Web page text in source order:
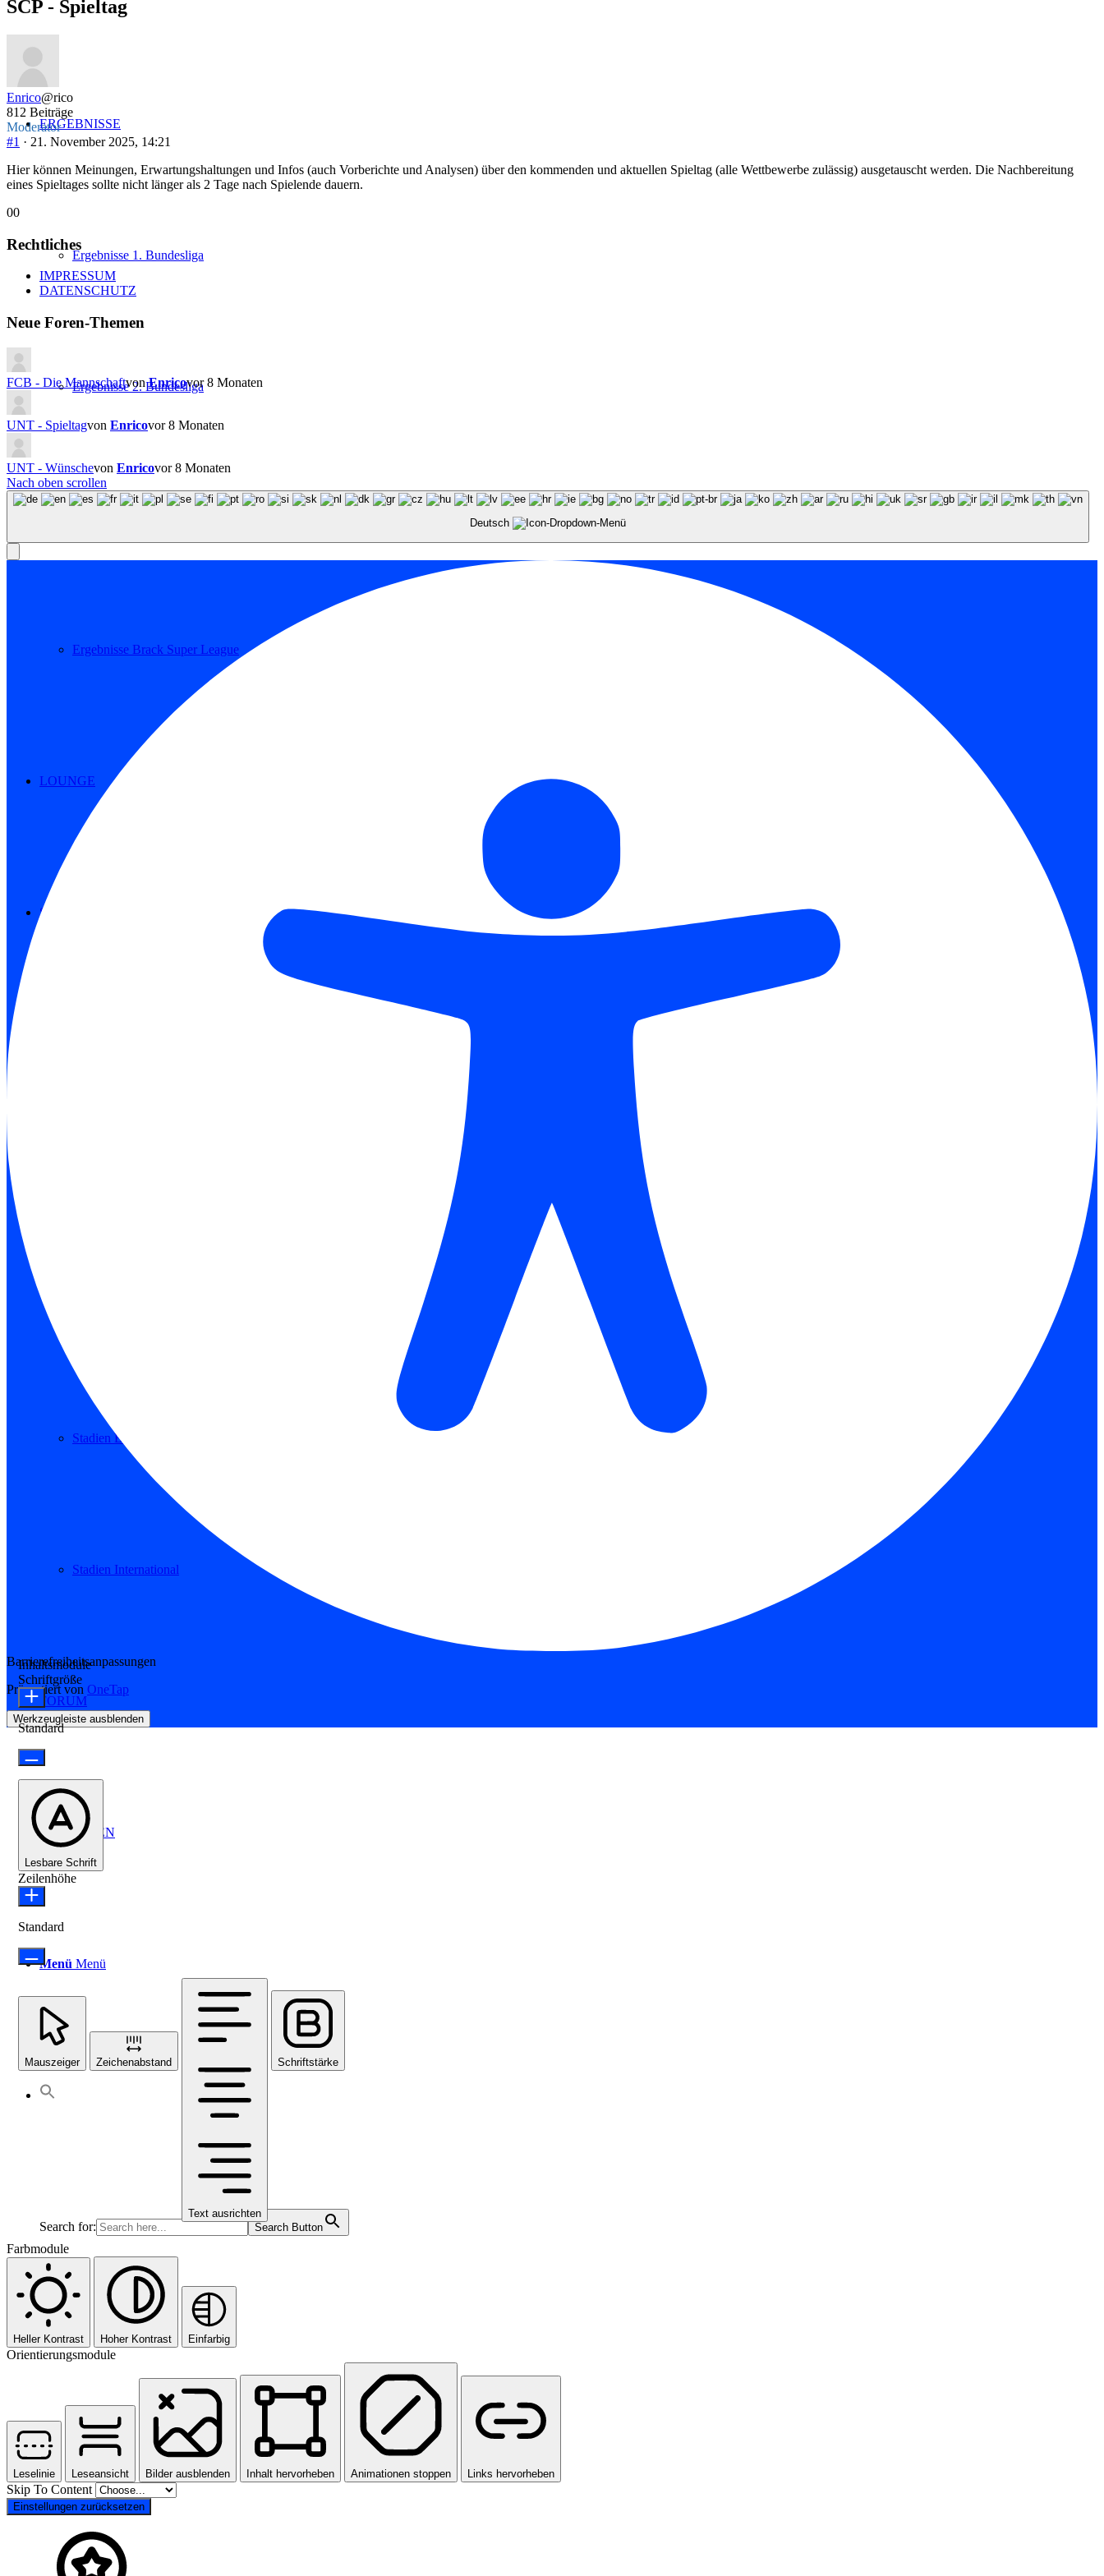
ERGEBNISSE
Ergebnisse 1. Bundesliga
Ergebnisse 2. Bundesliga
Ergebnisse Brack Super League
LOUNGE
STADIEN & REISEFÜHRER
Stadien Brack Super League
Stadien International
FORUM
ANMELDEN
Menü Menü
Search for: Search Button
bist
SCP - Spieltag
Enrico@rico
812 Beiträge
Moderator
#1 · 21. November 2025, 14:21
Hier können Meinungen, Erwartungshaltungen und Infos (auch Vorberichte und Analysen) über den kommenden und aktuellen Spieltag (alle Wettbewerbe zulässig) ausgetauscht werden. Die Nachbereitung
eines Spieltages sollte nicht länger als 2 Tage nach Spielende dauern.
Anklicken
Daumen
0Anklicken
Daumen
oben.
0
Rechtliches
IMPRESSUM
DATENSCHUTZ
Neue Foren-Themen
FCB - Die MannschaftvonEnricovor 8 Monaten
UNT - Spieltagvon Enricovor 8 Monaten
UNT - Wünschevon Enricovor 8 Monaten
Nach oben scrollen
Deutsch
Barrierefreiheitsanpassungen
Präsentiert von OneTap
Werkzeugleiste ausblenden
Inhaltsmodule
Schriftgröße
Standard
Lesbare Schrift
Zeilenhöhe
Standard
Mauszeiger Zeichenabstand
Text ausrichten
Schriftstärke
Farbmodule
Heller Kontrast Hoher Kontrast Einfarbig
Orientierungsmodule
Leselinie Leseansicht Bilder ausblenden Inhalt hervorheben Animationen stoppen Links hervorheben
Skip To Content
Einstellungen zurücksetzen